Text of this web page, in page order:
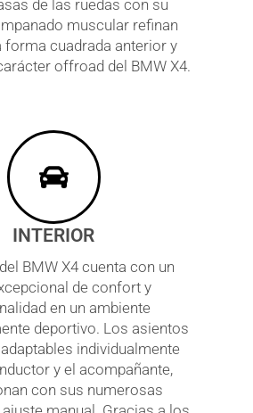
de las ruedas con su
muscular refinan
forma cuadrada anterior y
offroad del BMW X4.
INTERIOR
BMW X4 cuenta con un
de confort y
en un ambiente
deportivo. Los asientos
individualmente
y el acompañante,
con sus numerosas